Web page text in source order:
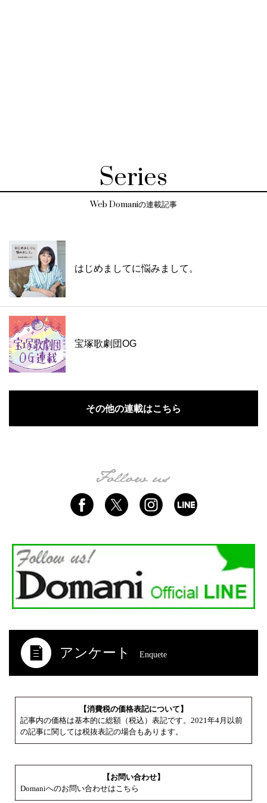
Series
Web Domaniの連載記事
はじめましてに悩みまして。
宝塚歌劇団OG
その他の連載はこちら
アンケート Enquete
【消費税の価格表記について】
記事内の価格は基本的に総額（税込）表記です。2021年4月以前
の記事に関しては税抜表記の場合もあります。
【お問い合わせ】
Domaniへのお問い合わせはこちら